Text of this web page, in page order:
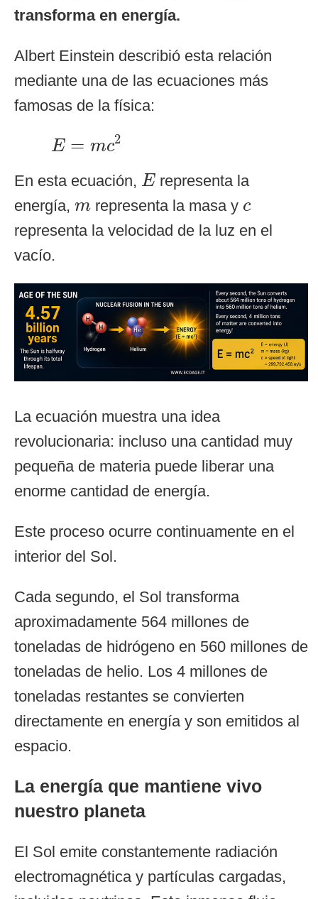
transforma en energía.
Albert Einstein describió esta relación
mediante una de las ecuaciones más
famosas de la física:
E = mc2
E 2
En esta ecuación, E
Erepresenta la
energía, m
m representa la masa y c
c
representa la velocidad de la luz en el
vacío.
La ecuación muestra una idea
revolucionaria: incluso una cantidad muy
pequeña de materia puede liberar una
enorme cantidad de energía.
Este proceso ocurre continuamente en el
interior del Sol.
Cada segundo, el Sol transforma
aproximadamente 564 millones de
toneladas de hidrógeno en 560 millones de
toneladas de helio. Los 4 millones de
toneladas restantes se convierten
directamente en energía y son emitidos al
espacio.
La energía que mantiene vivo
nuestro planeta
El Sol emite constantemente radiación
electromagnética y partículas cargadas,